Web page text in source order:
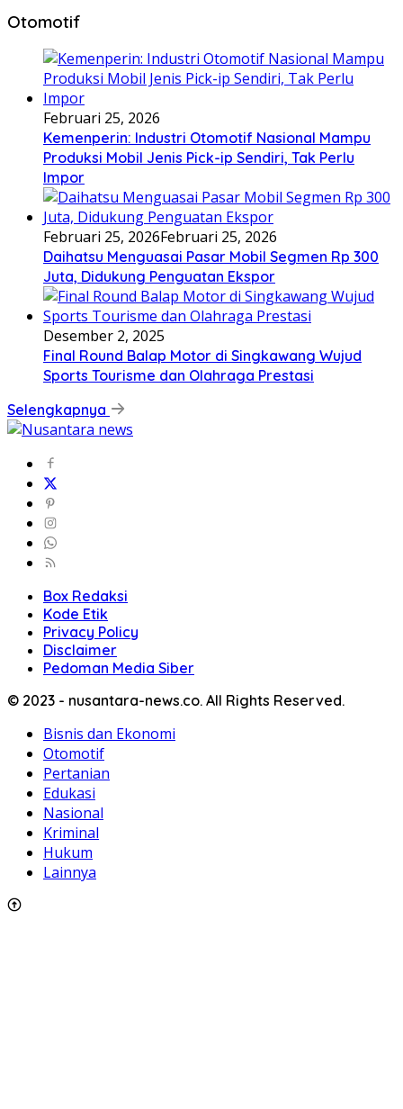
Otomotif
Februari 25, 2026
Kemenperin: Industri Otomotif Nasional Mampu
Produksi Mobil Jenis Pick-ip Sendiri, Tak Perlu
Impor
Februari 25, 2026Februari 25, 2026
Daihatsu Menguasai Pasar Mobil Segmen Rp 300
Juta, Didukung Penguatan Ekspor
Desember 2, 2025
Final Round Balap Motor di Singkawang Wujud
Sports Tourisme dan Olahraga Prestasi
Selengkapnya
Box Redaksi
Kode Etik
Privacy Policy
Disclaimer
Pedoman Media Siber
© 2023 - nusantara-news.co. All Rights Reserved.
Bisnis dan Ekonomi
Otomotif
Pertanian
Edukasi
Nasional
Kriminal
Hukum
Lainnya